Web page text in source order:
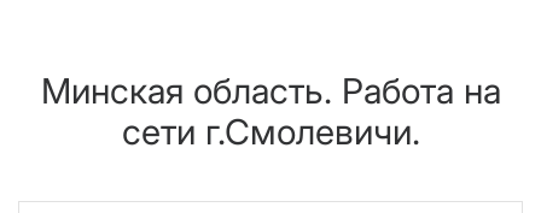
Минская область. Работа на
сети г.Смолевичи.